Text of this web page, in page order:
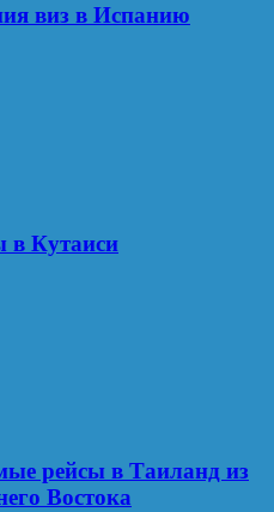
виз в Испанию
в Кутаиси
рейсы в Таиланд из
Востока